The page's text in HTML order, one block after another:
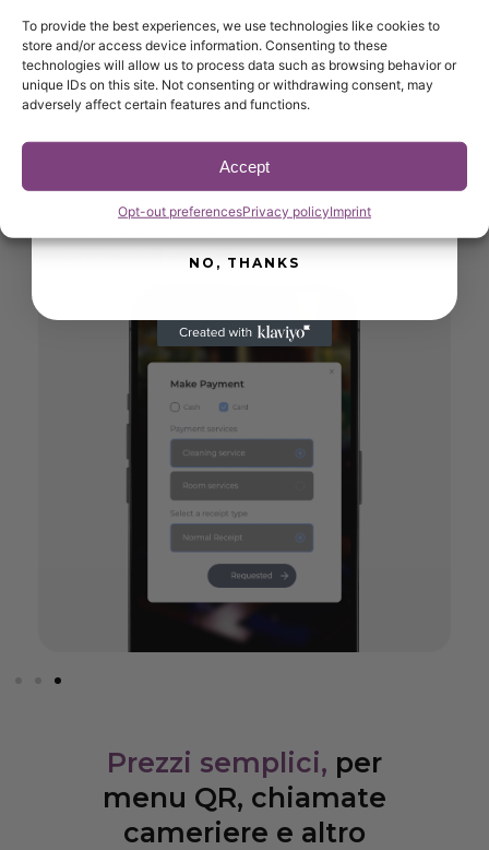
To provide the best experiences, we use technologies like cookies to
store and/or access device information. Consenting to these
technologies will allow us to process data such as browsing behavior or
unique IDs on this site. Not consenting or withdrawing consent, may
adversely affect certain features and functions.
Accept
Opt-out preferencesPrivacy policyImprint
Come l'appmigliora
l'esperienza degli ospiti
Gli ospiti richiedono il conto
Accelera il turnover dei tavoli e migliora il
flusso di pagamento. Gli ospiti toccano per
richiedere il conto, rendendo il checkout
semplice ed efficiente.
Prezzi semplici, per
menu QR, chiamate
cameriere e altro
Get exclusive offers, product updates, and
proven insights to optimize service and
increase revenue at your venue.
Email
SUBSCRIBE NOW
NO, THANKS